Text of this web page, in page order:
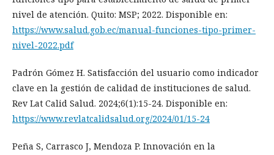
nivel de atención. Quito: MSP; 2022. Disponible en:
https://www.salud.gob.ec/manual-funciones-tipo-primer-
nivel-2022.pdf
Padrón Gómez H. Satisfacción del usuario como indicador
clave en la gestión de calidad de instituciones de salud.
Rev Lat Calid Salud. 2024;6(1):15-24. Disponible en:
https://www.revlatcalidsalud.org/2024/01/15-24
Peña S, Carrasco J, Mendoza P. Innovación en la